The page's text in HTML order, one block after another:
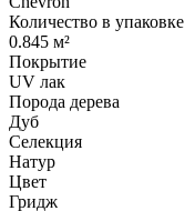
Количество в упаковке
0.845 м²
Покрытие
UV лак
Порода дерева
Дуб
Селекция
Натур
Цвет
Гридж